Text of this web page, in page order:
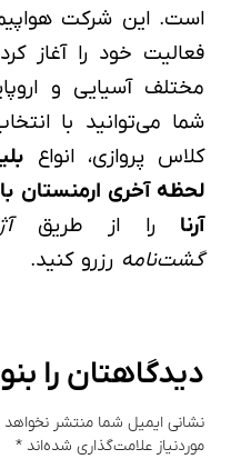
فعالیت خود را آغاز
مختلف آسیایی و
شما می‌توانید با
کلاس پروازی، انواع
لحظه آخری ارمنستان
آرنا را از طریق
گشت‌نامه رزرو کنید.
دیدگاهتان را
نشانی ایمیل شما منتشر
موردنیاز علامت‌گذاری شده‌اند *